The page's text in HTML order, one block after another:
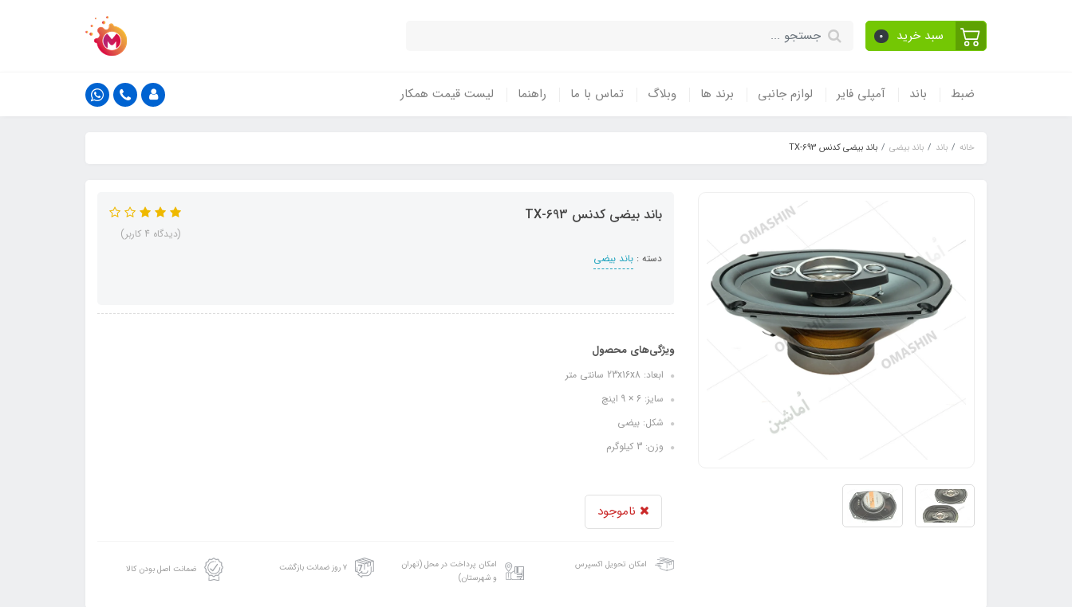
سبد خرید 0
ضبط باند آمپلی فایر لوازم جانبی برند ها وبلاگ تماس با ما راهنما لیست قیمت همکار
خانه باند باند بیضی باند بیضی کدنس TX-693
باند بیضی کدنس TX-693
دسته : باند بیضی
(دیدگاه 4 کاربر)
ویژگی‌های محصول
ابعاد: 23x16x8 سانتی متر
سایز: 6 × 9 اینچ
شکل: بیضی
وزن: 3 کیلوگرم
ناموجود
امکان تحویل اکسپرس
امکان پرداخت در محل (تهران
و شهرستان)
۷ روز ضمانت بازگشت ضمانت اصل بودن کالا